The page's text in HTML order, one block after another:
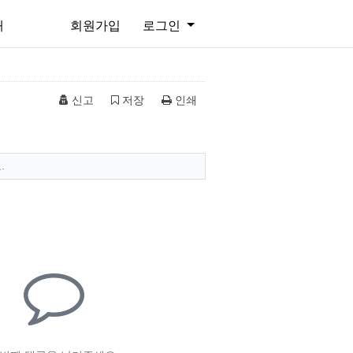
회원가입 로그인
신고 저장 인쇄